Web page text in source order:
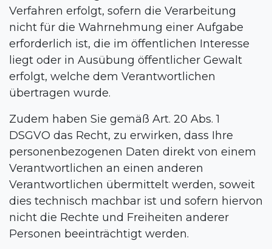
Verfahren erfolgt, sofern die Verarbeitung
nicht für die Wahrnehmung einer Aufgabe
erforderlich ist, die im öffentlichen Interesse
liegt oder in Ausübung öffentlicher Gewalt
erfolgt, welche dem Verantwortlichen
übertragen wurde.
Zudem haben Sie gemäß Art. 20 Abs. 1
DSGVO das Recht, zu erwirken, dass Ihre
personenbezogenen Daten direkt von einem
Verantwortlichen an einen anderen
Verantwortlichen übermittelt werden, soweit
dies technisch machbar ist und sofern hiervon
nicht die Rechte und Freiheiten anderer
Personen beeinträchtigt werden.